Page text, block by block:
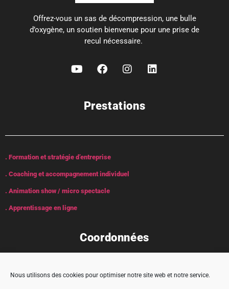
Nous utilisons des cookies pour optimiser notre site web et notre service.
Offrez-vous un sas de décompression, une bulle
d’oxygène, un soutien bienvenue pour une prise de
recul nécessaire.
Prestations
. Formation et stratégie d’entreprise
. Coaching et accompagnement individuel
. Animation show / micro spectacle
. Apprentissage en ligne
Coordonnées